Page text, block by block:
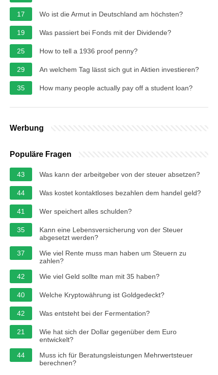
17 Wo ist die Armut in Deutschland am höchsten?
19 Was passiert bei Fonds mit der Dividende?
25 How to tell a 1936 proof penny?
29 An welchem ​​Tag lässt sich gut in Aktien investieren?
35 How many people actually pay off a student loan?
Werbung
Populäre Fragen
43 Was kann der arbeitgeber von der steuer absetzen?
44 Was kostet kontaktloses bezahlen dem handel geld?
41 Wer speichert alles schulden?
35
Kann eine Lebensversicherung von der Steuer
abgesetzt werden?
37
Wie viel Rente muss man haben um Steuern zu
zahlen?
42
Wie viel Geld sollte man mit 35 haben?
40 Welche Kryptowährung ist Goldgedeckt?
42 Was entsteht bei der Fermentation?
21
Wie hat sich der Dollar gegenüber dem Euro
entwickelt?
44
Muss ich für Beratungsleistungen Mehrwertsteuer
berechnen?